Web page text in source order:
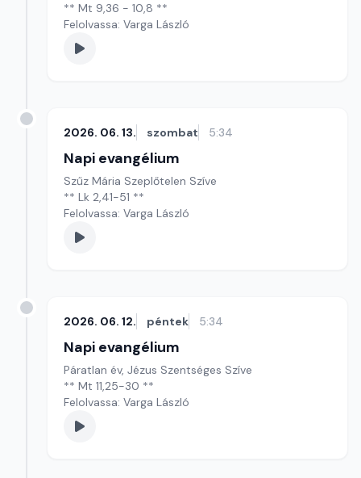
** Mt 9,36 - 10,8 **
Felolvassa: Varga László
2026. 06. 13. szombat 5:34
Napi evangélium
Szűz Mária Szeplőtelen Szíve
** Lk 2,41-51 **
Felolvassa: Varga László
2026. 06. 12. péntek 5:34
Napi evangélium
Páratlan év, Jézus Szentséges Szíve
** Mt 11,25-30 **
Felolvassa: Varga László